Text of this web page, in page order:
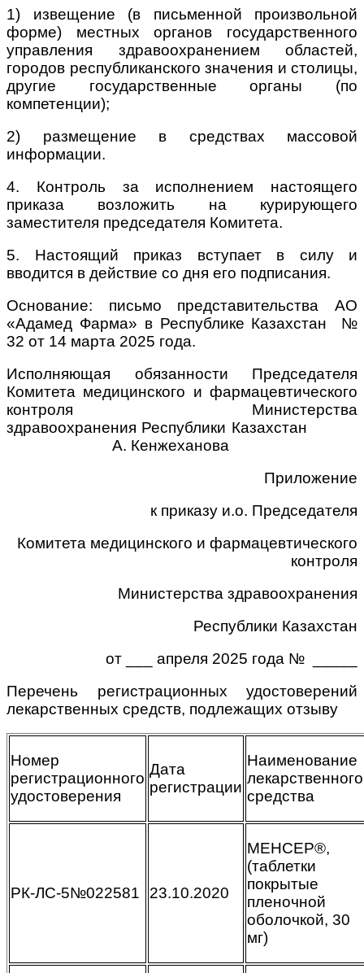
1) извещение (в письменной произвольной
форме) местных органов государственного
управления здравоохранением областей,
городов республиканского значения и столицы,
другие государственные органы (по
компетенции);
2) размещение в средствах массовой
информации.
4. Контроль за исполнением настоящего
приказа возложить на курирующего
заместителя председателя Комитета.
5. Настоящий приказ вступает в силу и
вводится в действие со дня его подписания.
Основание: письмо представительства АО
«Адамед Фарма» в Республике Казахстан №
32 от 14 марта 2025 года.
Исполняющая обязанности Председателя
Комитета медицинского и фармацевтического
контроля Министерства
здравоохранения Республики Казахстан
А. Кенжеханова
Приложение
к приказу и.о. Председателя
Комитета медицинского и фармацевтического
контроля
Министерства здравоохранения
Республики Казахстан
от ___ апреля 2025 года № _____
Перечень регистрационных удостоверений
лекарственных средств, подлежащих отзыву
Номер
регистрационного
удостоверения
Дата
регистрации
Наименование
лекарственного
средства
РК-ЛС-5№022581 23.10.2020
МЕНСЕР®,
(таблетки
покрытые
пленочной
оболочкой, 30
мг)